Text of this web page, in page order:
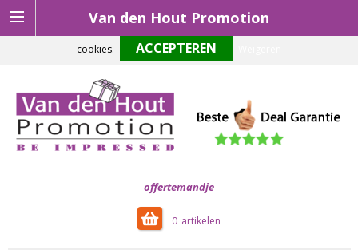
Van den Hout Promotion
offertemandje
0
Om onze website optimaal te laten functioneren maken wij gebruik van
cookies.